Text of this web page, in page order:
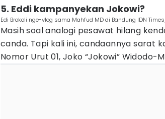
5. Eddi kampanyekan Jokowi?
Edi Brokoli nge-vlog sama Mahfud MD di Bandung IDN
Masih soal analogi pesawat hilang
canda. Tapi kali ini, candaannya sarat
Nomor Urut 01, Joko “Jokowi” Widodo-